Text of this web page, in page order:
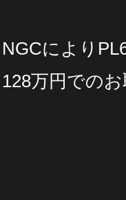
NGCにより
128万円での